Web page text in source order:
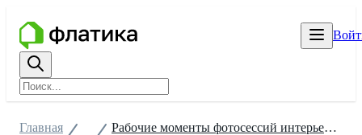
Главная Рабочие моменты фотосессий интерьеров, экстерьеров